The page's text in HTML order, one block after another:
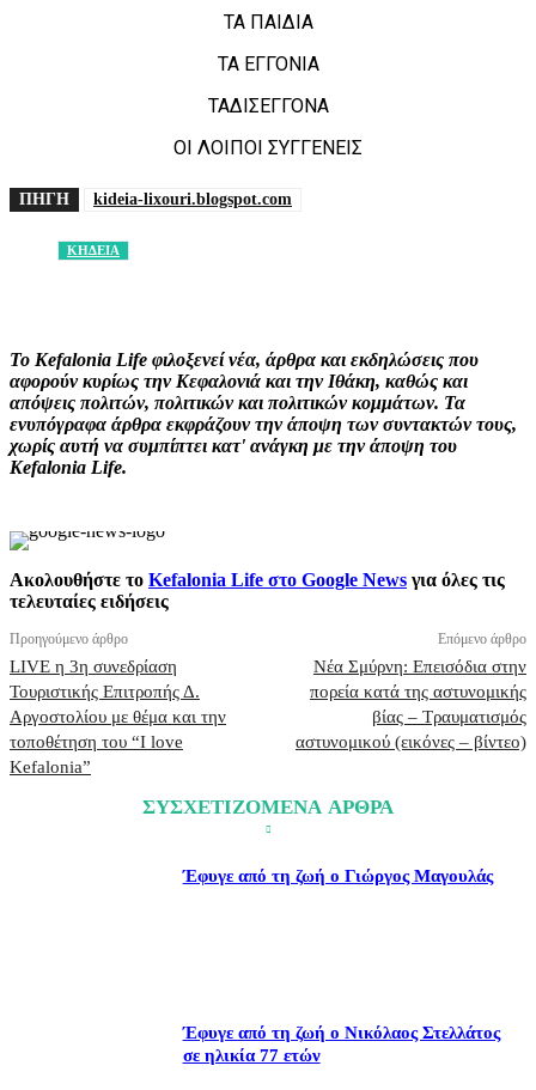
ΤΑ ΠΑΙΔΙΑ
ΤΑ ΕΓΓΟΝΙΑ
ΤΑΔΙΣΕΓΓΟΝΑ
ΟΙ ΛΟΙΠΟΙ ΣΥΓΓΕΝΕΙΣ
ΠΗΓΗ kideia-lixouri.blogspot.com
ΚΗΔΕΙΑ
Το Kefalonia Life φιλοξενεί νέα, άρθρα και εκδηλώσεις που
αφορούν κυρίως την Κεφαλονιά και την Ιθάκη, καθώς και
απόψεις πολιτών, πολιτικών και πολιτικών κομμάτων. Τα
ενυπόγραφα άρθρα εκφράζουν την άποψη των συντακτών τους,
χωρίς αυτή να συμπίπτει κατ' ανάγκη με την άποψη του
Kefalonia Life.
Ακολουθήστε το Kefalonia Life στο Google News για όλες τις
τελευταίες ειδήσεις
Προηγούμενο άρθρο
LIVE η 3η συνεδρίαση
Τουριστικής Επιτροπής Δ.
Αργοστολίου με θέμα και την
τοποθέτηση του “I love
Kefalonia”
Επόμενο άρθρο
Νέα Σμύρνη: Επεισόδια στην
πορεία κατά της αστυνομικής
βίας – Τραυματισμός
αστυνομικού (εικόνες – βίντεο)
ΣΥΣΧΕΤΙΖΟΜΕΝΑ ΑΡΘΡΑ
Έφυγε από τη ζωή ο Γιώργος Μαγουλάς
Έφυγε από τη ζωή ο Νικόλαος Στελλάτος
σε ηλικία 77 ετών